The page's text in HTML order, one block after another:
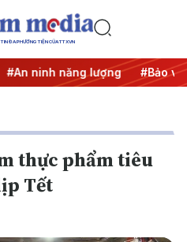
ĐA PHƯƠNG TIỆN CỦA TTXVN
#An ninh năng lượng #Bảo
thực phẩm tiêu
Tết